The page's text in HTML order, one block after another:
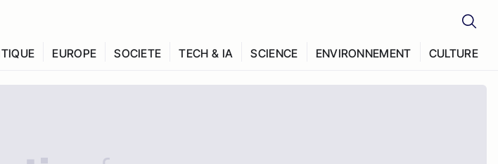
EUROPE SOCIETE TECH & IA SCIENCE ENVIRONNEMENT CULTURE